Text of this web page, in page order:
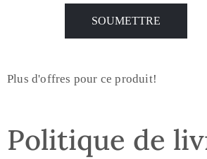
Plus d'offres pour ce produit!
Politique de